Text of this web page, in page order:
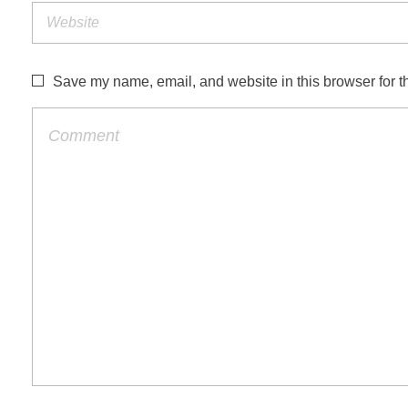
Save my name, email, and website in this browser for